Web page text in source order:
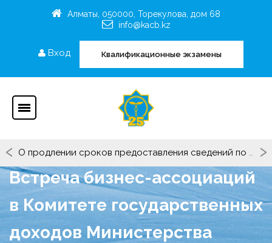
Алматы, 050000, Торекулова, дом 68
info@kacb.kz
Вход Квалификационные экзамены
О продлении сроков предоставления сведений по Критериям Рейтинга ОЮЛ "СРО"КАТБ(П)"
‹ ›
Встреча бизнес-ассоциаций
в Комитете государственных
доходов Министерства